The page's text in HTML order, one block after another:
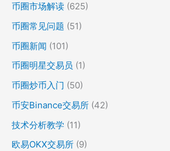
币圈市场解读 (625)
币圈常见问题 (51)
币圈新闻 (101)
币圈明星交易员 (1)
币圈炒币入门 (50)
币安Binance交易所 (42)
技术分析教学 (11)
欧易OKX交易所 (9)